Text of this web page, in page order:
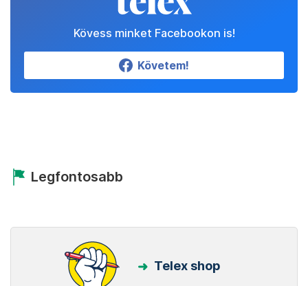
Kövess minket Facebookon is!
Követem!
Legfontosabb
Telex shop